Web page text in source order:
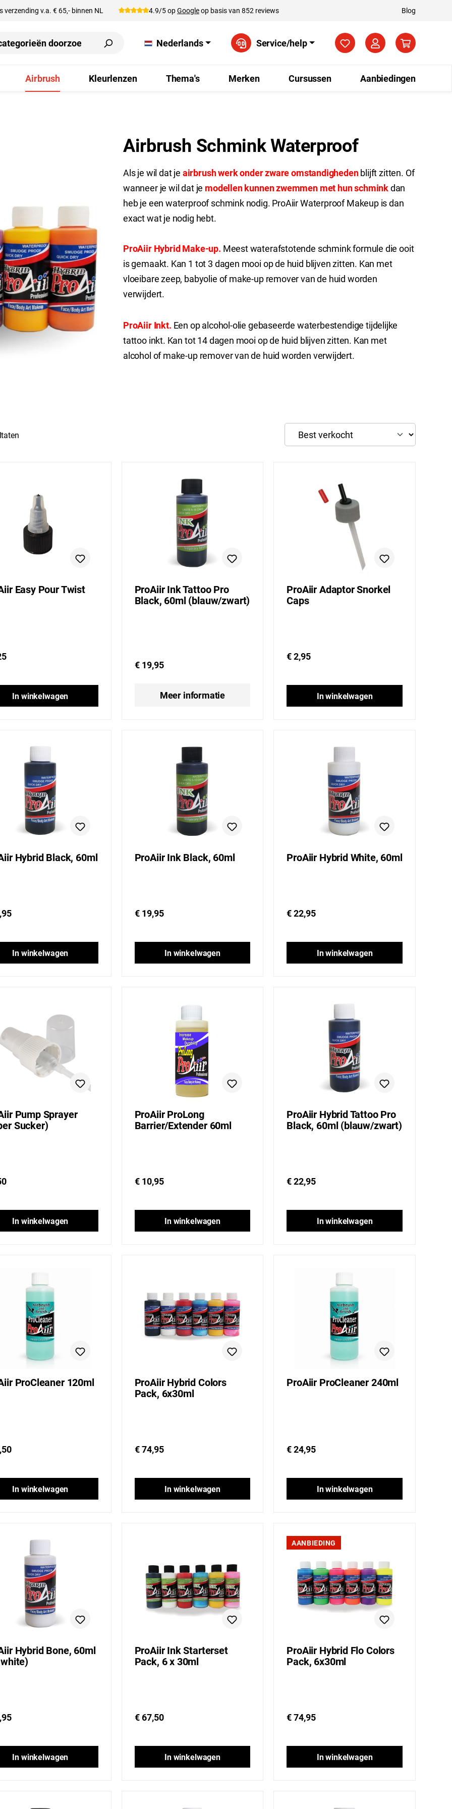
verzending v.a. € 65,- binnen NL 4.9/5 opGoogleop basis van 852 reviews Blog
Nederlands Service/help Je hebt 0 items op je
Airbrush Kleurlenzen Thema's Merken Cursussen Aanbiedingen
Airbrush Schmink Waterproof
Als je wil dat je airbrush werk onder zware omstandighedenblijft zitten. Of
wanneer je wil dat je modellen kunnen zwemmen met hun schminkdan
heb je een waterproof schmink nodig. ProAiir Waterproof Makeup is dan
exact wat je nodig hebt.
ProAiir Hybrid Make-up. Meest waterafstotende schmink formule die ooit
is gemaakt. Kan 1 tot 3 dagen mooi op de huid blijven zitten. Kan met
vloeibare zeep, babyolie of make-up remover van de huid worden
verwijdert.
ProAiir Inkt. Een op alcohol-olie gebaseerde waterbestendige tijdelijke
tattoo inkt. Kan tot 14 dagen mooi op de huid blijven zitten. Kan met
alcohol of make-up remover van de huid worden verwijdert.
Easy Pour Twist
In winkelwagen
ProAiir Ink Tattoo Pro
Black, 60ml (blauw/zwart)
€ 19,95
Meer informatie
ProAiir Adaptor Snorkel
Caps
€ 2,95
In winkelwagen
Hybrid Black, 60ml
In winkelwagen
ProAiir Ink Black, 60ml
€ 19,95
In winkelwagen
ProAiir Hybrid White, 60ml
€ 22,95
In winkelwagen
Pump Sprayer
Sucker)
In winkelwagen
ProAiir ProLong
Barrier/Extender 60ml
€ 10,95
In winkelwagen
ProAiir Hybrid Tattoo Pro
Black, 60ml (blauw/zwart)
€ 22,95
In winkelwagen
ProCleaner 120ml
In winkelwagen
ProAiir Hybrid Colors
Pack, 6x30ml
€ 74,95
In winkelwagen
ProAiir ProCleaner 240ml
€ 24,95
In winkelwagen
Hybrid Bone, 60ml
In winkelwagen
ProAiir Ink Starterset
Pack, 6 x 30ml
€ 67,50
In winkelwagen
AANBIEDING
ProAiir Hybrid Flo Colors
Pack, 6x30ml
€ 74,95
In winkelwagen